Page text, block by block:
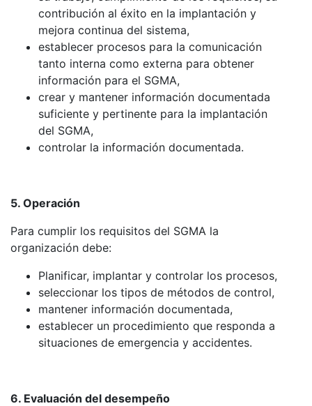
contribución al éxito en la implantación y
mejora continua del sistema,
establecer procesos para la comunicación
tanto interna como externa para obtener
información para el SGMA,
crear y mantener información documentada
suficiente y pertinente para la implantación
del SGMA,
controlar la información documentada.
5. Operación
Para cumplir los requisitos del SGMA la
organización debe:
Planificar, implantar y controlar los procesos,
seleccionar los tipos de métodos de control,
mantener información documentada,
establecer un procedimiento que responda a
situaciones de emergencia y accidentes.
6. Evaluación del desempeño